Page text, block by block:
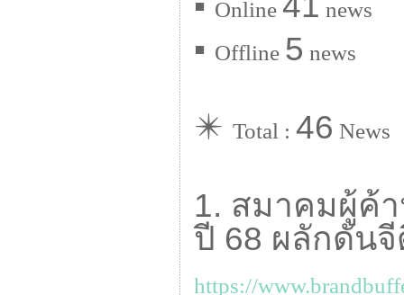
Online news
▪ Offline 5 news
✴️ Total : 46 News
1. สมาคมผู้ค้
ปี 68 ผลักดัน
https://